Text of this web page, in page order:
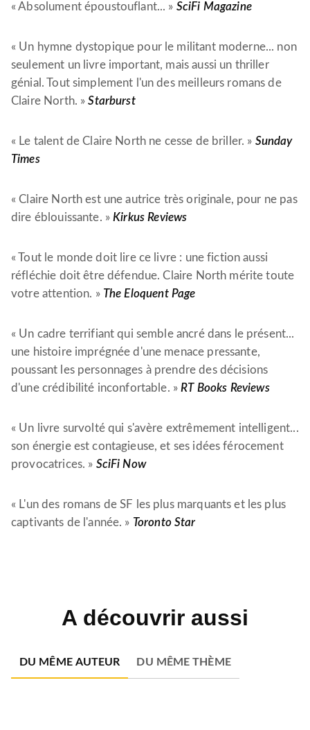
« Absolument époustouflant... » SciFi Magazine
« Un hymne dystopique pour le militant moderne... non
seulement un livre important, mais aussi un thriller
génial. Tout simplement l'un des meilleurs romans de
Claire North. »Starburst
« Le talent de Claire North ne cesse de briller. » Sunday
Times
« Claire North est une autrice très originale, pour ne pas
dire éblouissante. » Kirkus Reviews
« Tout le monde doit lire ce livre : une fiction aussi
réfléchie doit être défendue. Claire North mérite toute
votre attention. » The Eloquent Page
« Un cadre terrifiant qui semble ancré dans le présent...
une histoire imprégnée d'une menace pressante,
poussant les personnages à prendre des décisions
d'une crédibilité inconfortable. » RT Books Reviews
« Un livre survolté qui s'avère extrêmement intelligent...
son énergie est contagieuse, et ses idées férocement
provocatrices. » SciFi Now
« L'un des romans de SF les plus marquants et les plus
captivants de l'année. » Toronto Star
A découvrir aussi
DU MÊME AUTEUR DU MÊME THÈME